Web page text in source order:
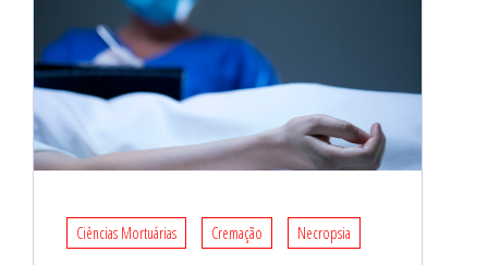
Ciências Mortuárias Cremação Necropsia